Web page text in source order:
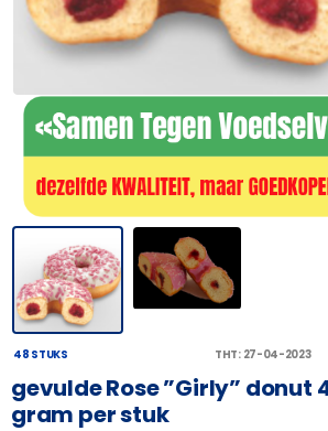
48 STUKS THT: 27-04-2023
gevulde Rose ”Girly” donut
gram per stuk